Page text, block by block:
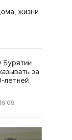
жизни
Бурятии
за
летней